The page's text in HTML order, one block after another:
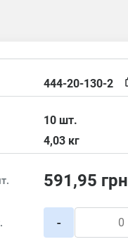
444-20-130-2
10шт.
4,03 кг
591,95 грн
-